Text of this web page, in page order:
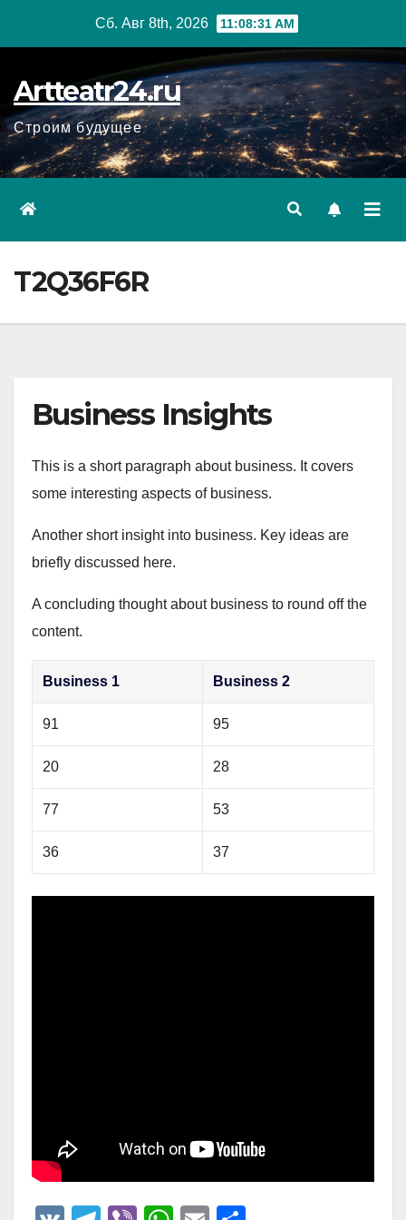
Сб. Авг 8th, 2026 11:08:32 AM
Artteatr24.ru
Строим будущее
T2Q36F6R
Business Insights
This is a short paragraph about business. It covers
some interesting aspects of business.
Another short insight into business. Key ideas are
briefly discussed here.
A concluding thought about business to round off the
content.
Business 1 Business 2
91 95
20 28
77 53
36 37